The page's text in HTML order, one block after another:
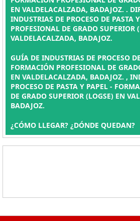
EN VALDELACALZADA, BADAJOZ. .
INDUSTRIAS DE PROCESO DE PASTA
PROFESIONAL DE GRADO SUPERIOR
VALDELACALZADA, BADAJOZ.
GUÍA DE INDUSTRIAS DE PROCESO
FORMACIÓN PROFESIONAL DE
EN VALDELACALZADA, BADAJOZ. ,
PROCESO DE PASTA Y PAPEL -
DE GRADO SUPERIOR (LOGSE) EN
BADAJOZ.
¿CÓMO LLEGAR? ¿DÓNDE QUEDAN?